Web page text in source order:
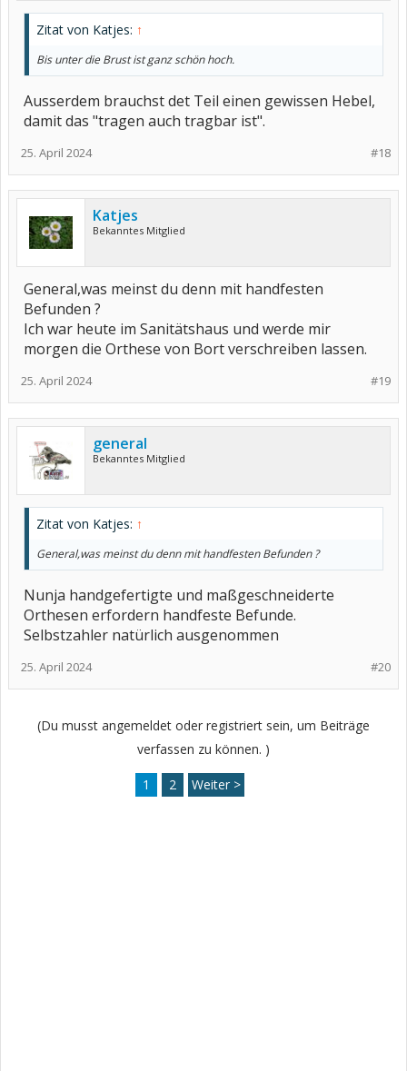
Zitat von Katjes: ↑
Bis unter die Brust ist ganz schön hoch.
Ausserdem brauchst det Teil einen gewissen Hebel,
damit das "tragen auch tragbar ist".
#18
25. April 2024
Katjes
Bekanntes Mitglied
General,was meinst du denn mit handfesten
Befunden ?
Ich war heute im Sanitätshaus und werde mir
morgen die Orthese von Bort verschreiben lassen.
#19
25. April 2024
general
Bekanntes Mitglied
Zitat von Katjes: ↑
General,was meinst du denn mit handfesten Befunden ?
Nunja handgefertigte und maßgeschneiderte
Orthesen erfordern handfeste Befunde.
Selbstzahler natürlich ausgenommen
#20
25. April 2024
(Du musst angemeldet oder registriert sein, um Beiträge
verfassen zu können. )
1 2 Weiter >